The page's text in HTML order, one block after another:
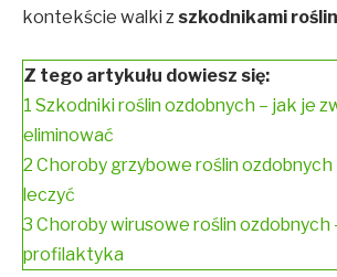
kontekście walki z szkodnikami
Z tego artykułu dowiesz się:
1 Szkodniki roślin ozdobnych – jak je
eliminować
2 Choroby grzybowe roślin ozdobnych
leczyć
3 Choroby wirusowe roślin ozdobnych
profilaktyka